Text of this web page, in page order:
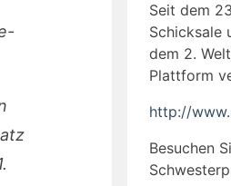
Seit dem
Schicksale
dem 2.
Plattform
http://
Besuchen